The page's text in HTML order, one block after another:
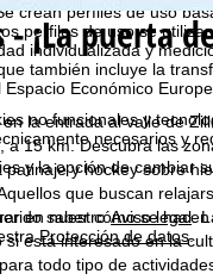
crean perfiles de uso
perfiles de uso se
individualizada y
también incluye la
Económico
no funcionales y
necesarios y
y la opción de cambiar
en nuestroAviso legal.
Protección de datos.
- ¡La puerta
la entrada al valle de
15 km. Descubra las
y hockey sobre
que buscan
saber cómo se
está interesado en la
todo tipo de